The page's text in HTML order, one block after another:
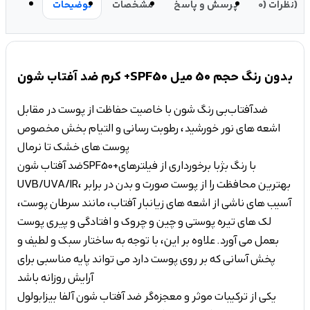
توضیحات مشخصات پرسش و پاسخ نظرات (0)
کرم ضد آفتاب شون +SPF50 بدون رنگ حجم 50 میل
ضدآفتاب بی رنگ شون با خاصیت حفاظت از پوست در مقابل
اشعه های نور خورشید، رطوبت رسانی و التیام بخش مخصوص
پوست های خشک تا نرمال
ضد آفتاب شون SPF50+ با رنگ بژ با برخورداری از فیلترهای
UVB/UVA/IR، بهترین محافظت را از پوست صورت و بدن در برابر
آسیب های ناشی از اشعه­ های زیانبار آفتاب، مانند سرطان پوست،
لک های تیره پوستی و چین و چروک و افتادگی و پیری پوست
بعمل می آورد. علاوه بر این، با توجه به ساختار سبک و لطیف و
پخش آسانی که بر روی پوست دارد می تواند پایه­ مناسبی برای
آرایش روزانه باشد
یکی از ترکیبات موثر و معجزه‌گر ضد آفتاب شون آلفا بیزابولول